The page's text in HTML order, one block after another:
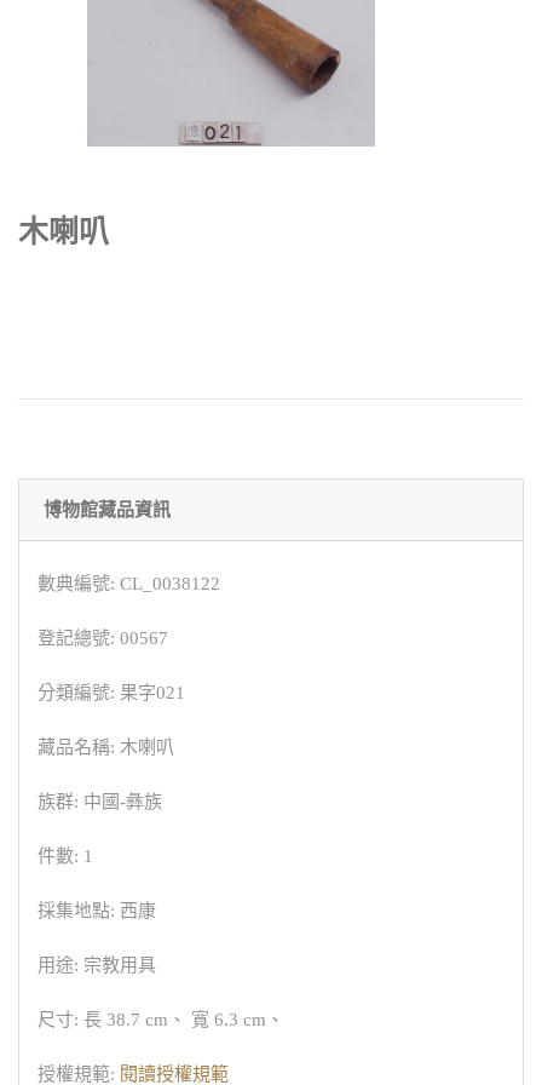
木喇叭
博物館藏品資訊
數典編號: CL_0038122
登記總號: 00567
分類編號: 果字021
藏品名稱: 木喇叭
族群: 中國-彝族
件數: 1
採集地點: 西康
用途: 宗教用具
尺寸: 長 38.7 cm、 寬 6.3 cm、
授權規範: 閱讀授權規範